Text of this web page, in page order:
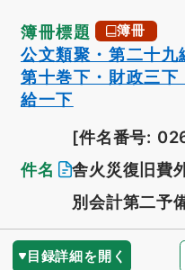
簿冊標題 簿冊
公文類聚・第二十九
第十巻下・財政三
給一下
件名
[件名番号:
舎火災復旧費
別会計第二予
目録詳細を開く